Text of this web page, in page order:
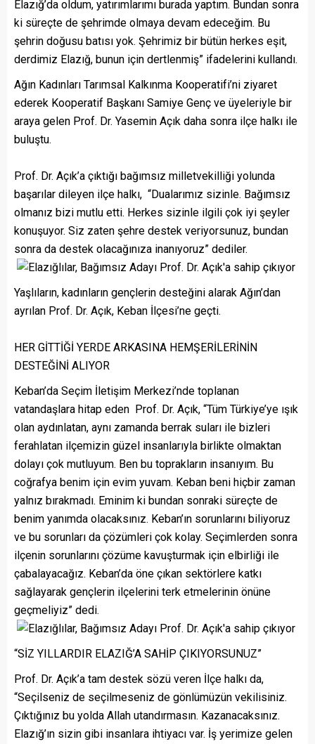
Elazığ’da oldum, yatırımlarımı burada yaptım. Bundan sonra
ki süreçte de şehrimde olmaya devam edeceğim. Bu
şehrin doğusu batısı yok. Şehrimiz bir bütün herkes eşit,
derdimiz Elazığ, bunun için dertlenmiş” ifadelerini kullandı.
Ağın Kadınları Tarımsal Kalkınma Kooperatifi’ni ziyaret
ederek Kooperatif Başkanı Samiye Genç ve üyeleriyle bir
araya gelen Prof. Dr. Yasemin Açık daha sonra ilçe halkı ile
buluştu.
Prof. Dr. Açık’a çıktığı bağımsız milletvekilliği yolunda
başarılar dileyen ilçe halkı, “Dualarımız sizinle. Bağımsız
olmanız bizi mutlu etti. Herkes sizinle ilgili çok iyi şeyler
konuşuyor. Siz zaten şehre destek veriyorsunuz, bundan
sonra da destek olacağınıza inanıyoruz” dediler.
Yaşlıların, kadınların gençlerin desteğini alarak Ağın’dan
ayrılan Prof. Dr. Açık, Keban İlçesi’ne geçti.
HER GİTTİĞİ YERDE ARKASINA HEMŞERİLERİNİN
DESTEĞİNİ ALIYOR
Keban’da Seçim İletişim Merkezi’nde toplanan
vatandaşlara hitap eden Prof. Dr. Açık, “Tüm Türkiye’ye ışık
olan aydınlatan, aynı zamanda berrak suları ile bizleri
ferahlatan ilçemizin güzel insanlarıyla birlikte olmaktan
dolayı çok mutluyum. Ben bu toprakların insanıyım. Bu
coğrafya benim için evim yuvam. Keban beni hiçbir zaman
yalnız bırakmadı. Eminim ki bundan sonraki süreçte de
benim yanımda olacaksınız. Keban’ın sorunlarını biliyoruz
ve bu sorunları da çözümleri çok kolay. Seçimlerden sonra
ilçenin sorunlarını çözüme kavuşturmak için elbirliği ile
çabalayacağız. Keban’da öne çıkan sektörlere katkı
sağlayarak gençlerin ilçelerini terk etmelerinin önüne
geçmeliyiz” dedi.
“SİZ YILLARDIR ELAZIĞ’A SAHİP ÇIKIYORSUNUZ”
Prof. Dr. Açık’a tam destek sözü veren İlçe halkı da,
“Seçilseniz de seçilmeseniz de gönlümüzün vekilisiniz.
Çıktığınız bu yolda Allah utandırmasın. Kazanacaksınız.
Elazığ’ın sizin gibi insanlara ihtiyacı var. İş yerimize gelen